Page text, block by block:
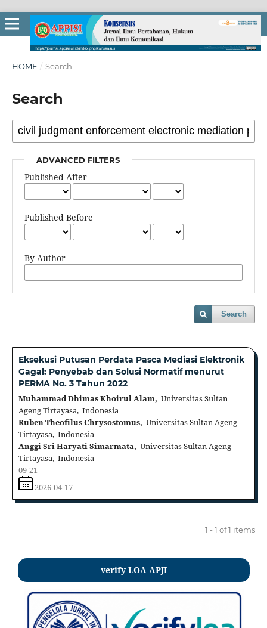
HOME / Search
Search
ADVANCED FILTERS
Published After
Published Before
By Author
Search
Eksekusi Putusan Perdata Pasca Mediasi Elektronik
Gagal: Penyebab dan Solusi Normatif menurut
PERMA No. 3 Tahun 2022
Muhammad Dhimas Khoirul Alam, Universitas Sultan
Ageng Tirtayasa, Indonesia
Ruben Theofilus Chrysostomus, Universitas Sultan Ageng
Tirtayasa, Indonesia
Anggi Sri Haryati Simarmata, Universitas Sultan Ageng
Tirtayasa, Indonesia
09-21
2026-04-17
1 - 1 of 1 items
verify LOA APJI